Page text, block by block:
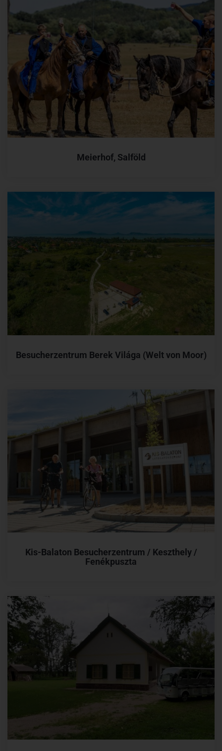
Meierhof, Salföld
Besucherzentrum Berek Világa (Welt von Moor)
Kis-Balaton Besucherzentrum / Keszthely /
Fenékpuszta